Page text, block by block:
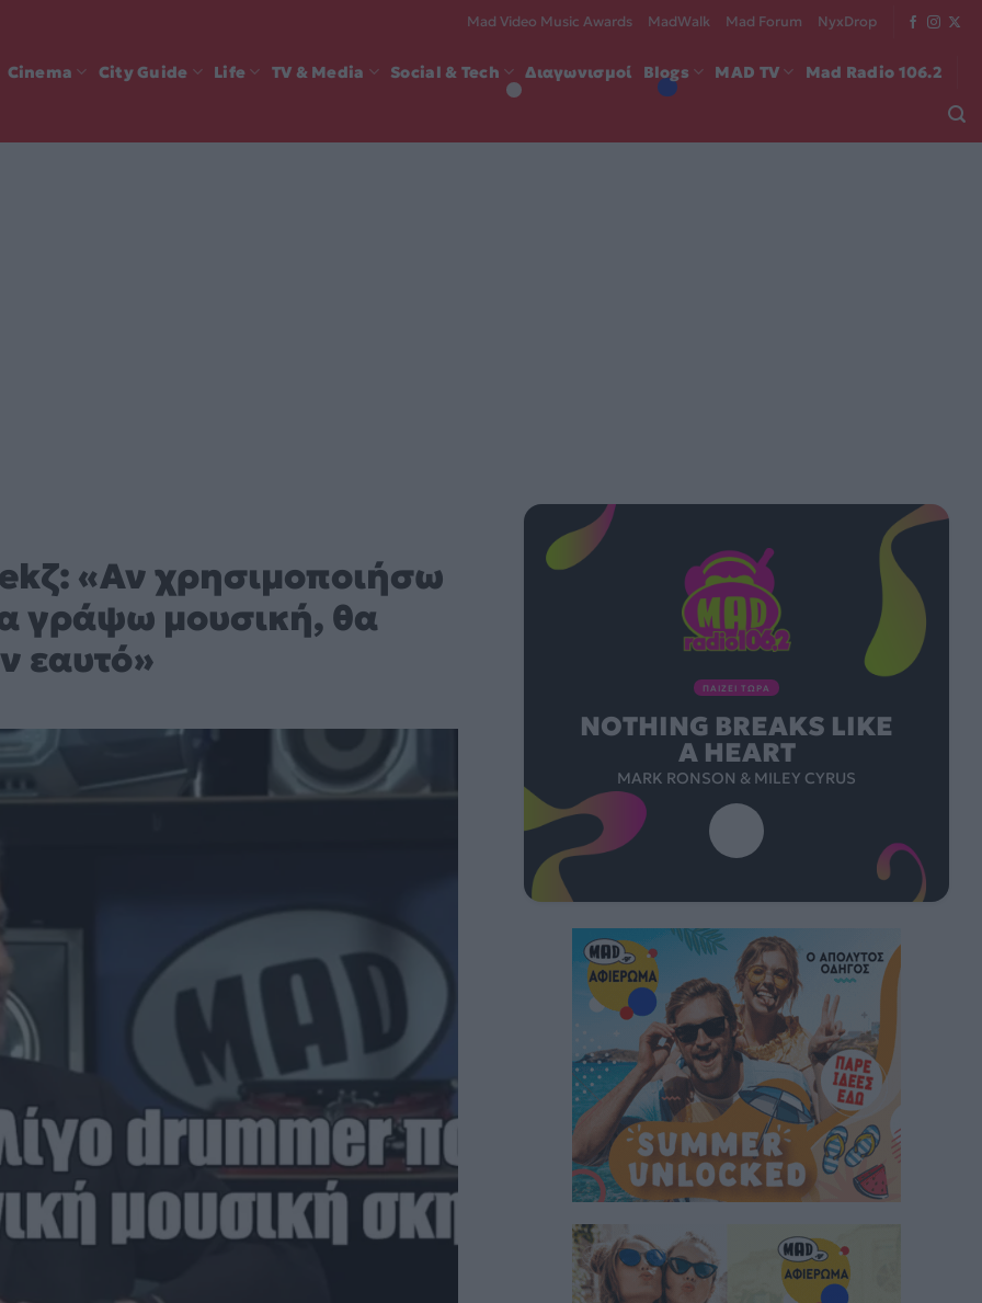
Mad Video Music Awards MadWalk Mad Forum NyxDrop
Cinema City Guide Life TV & Media Social & Tech Διαγωνισμοί Blogs MAD TV Mad Radio 106.2
«Αν χρησιμοποιήσω
γράψω μουσική, θα
εαυτό»
ΠΑΙΖΕΙ ΤΩΡΑ
NOTHING BREAKS LIKE
A HEART
MARK RONSON & MILEY CYRUS